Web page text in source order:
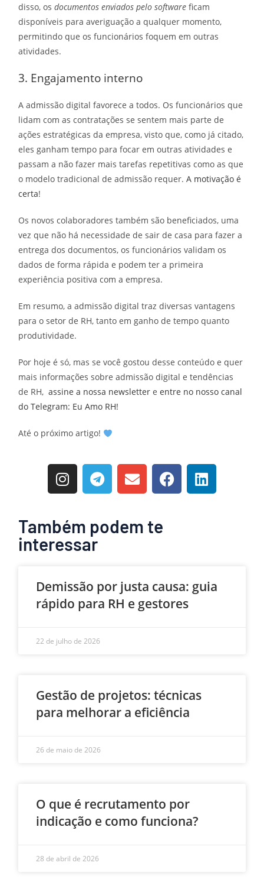
disso, osdocumentos enviados pelo software ficam
disponíveis para averiguação a qualquer momento,
permitindo que os funcionários foquem em outras
atividades.
3. Engajamento interno
A admissão digital favorece a todos. Os funcionários que
lidam com as contratações se sentem mais parte de
ações estratégicas da empresa, visto que, como já citado,
eles ganham tempo para focar em outras atividades e
passam a não fazer mais tarefas repetitivas como as que
o modelo tradicional de admissão requer.A motivação é
certa!
Os novos colaboradores também são beneficiados, uma
vez que não há necessidade de sair de casa para fazer a
entrega dos documentos, os funcionários validam os
dados de forma rápida e podem ter a primeira
experiência positiva com a empresa.
Em resumo, a admissão digital traz diversas vantagens
para o setor de RH, tanto em ganho de tempo quanto
produtividade.
Por hoje é só, mas se você gostou desse conteúdo e quer
mais informações sobre admissão digital e tendências
de RH, assine a nossa newsletter e entre no nosso canal
do Telegram: Eu Amo RH!
Até o próximo artigo!
Também podem te
interessar
Demissão por justa causa: guia
rápido para RH e gestores
22 de julho de 2026
Gestão de projetos: técnicas
para melhorar a eficiência
26 de maio de 2026
O que é recrutamento por
indicação e como funciona?
28 de abril de 2026